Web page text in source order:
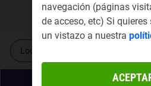
Localiza tu tienda más cercana
navegación (páginas
de acceso, etc) Si quieres
un vistazo a nuestra